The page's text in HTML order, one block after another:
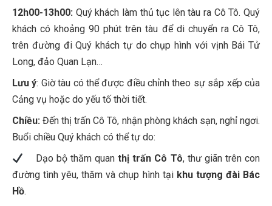
12h00-13h00: Quý khách làm thủ tục lên tàu ra Cô Tô. Quý
khách có khoảng 90 phút trên tàu để di chuyển ra Cô Tô,
trên đường đi Quý khách tự do chụp hình với vịnh Bái Tử
Long, đảo Quan Lạn…
Lưu ý: Giờ tàu có thể được điều chỉnh theo sự sắp xếp của
Cảng vụ hoặc do yếu tố thời tiết.
Chiều: Đến thị trấn Cô Tô, nhận phòng khách sạn, nghỉ ngơi.
Buổi chiều Quý khách có thể tự do:
Dạo bộ thăm quanthị trấn Cô Tô, thư giãn trên con
đường tình yêu, thăm và chụp hình tại khu tượng đài Bác
Hồ.